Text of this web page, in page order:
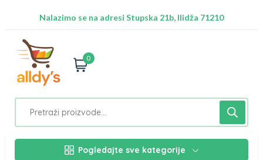
Nalazimo se na adresi Stupska 21b, Ilidža 71210
0
Pogledajte sve kategorije